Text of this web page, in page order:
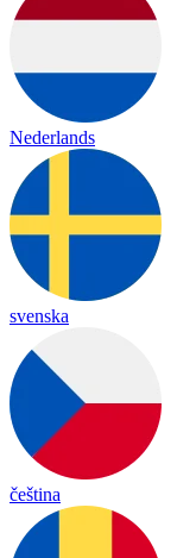
Nederlands
svenska
čeština